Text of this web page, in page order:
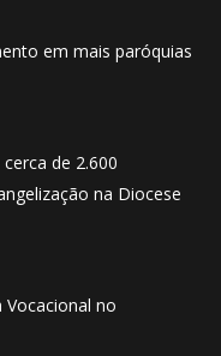
em mais paróquias
de 2.600
na Diocese
Vocacional no